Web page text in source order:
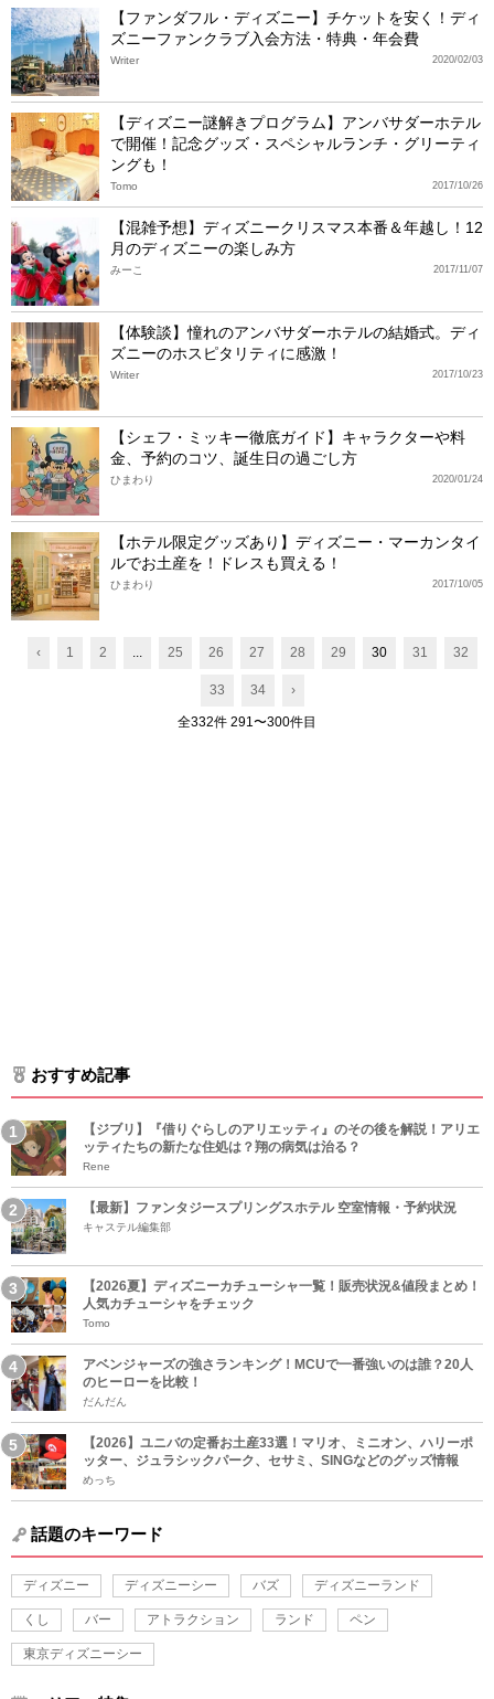
【ファンダフル・ディズニー】チケットを安く！ディ
ズニーファンクラブ入会方法・特典・年会費
2020/02/03
Writer
【ディズニー謎解きプログラム】アンバサダーホテル
で開催！記念グッズ・スペシャルランチ・グリーティ
ングも！
2017/10/26
Tomo
【混雑予想】ディズニークリスマス本番＆年越し！12
月のディズニーの楽しみ方
2017/11/07
みーこ
【体験談】憧れのアンバサダーホテルの結婚式。ディ
ズニーのホスピタリティに感激！
2017/10/23
Writer
【シェフ・ミッキー徹底ガイド】キャラクターや料
金、予約のコツ、誕生日の過ごし方
2020/01/24
ひまわり
【ホテル限定グッズあり】ディズニー・マーカンタイ
ルでお土産を！ドレスも買える！
2017/10/05
ひまわり
‹ 1 2 ... 25 26 27 28 29 30 31 32
33 34 ›
全332件 291〜300件目
おすすめ記事
【ジブリ】『借りぐらしのアリエッティ』のその後を解説！アリエ
ッティたちの新たな住処は？翔の病気は治る？
Rene
【最新】ファンタジースプリングスホテル 空室情報・予約状況
キャステル編集部
【2026夏】ディズニーカチューシャ一覧！販売状況&値段まとめ！
人気カチューシャをチェック
Tomo
アベンジャーズの強さランキング！MCUで一番強いのは誰？20人
のヒーローを比較！
だんだん
【2026】ユニバの定番お土産33選！マリオ、ミニオン、ハリーポ
ッター、ジュラシックパーク、セサミ、SINGなどのグッズ情報
めっち
話題のキーワード
ディズニー ディズニーシー バズ ディズニーランド
くし バー アトラクション ランド ペン
東京ディズニーシー